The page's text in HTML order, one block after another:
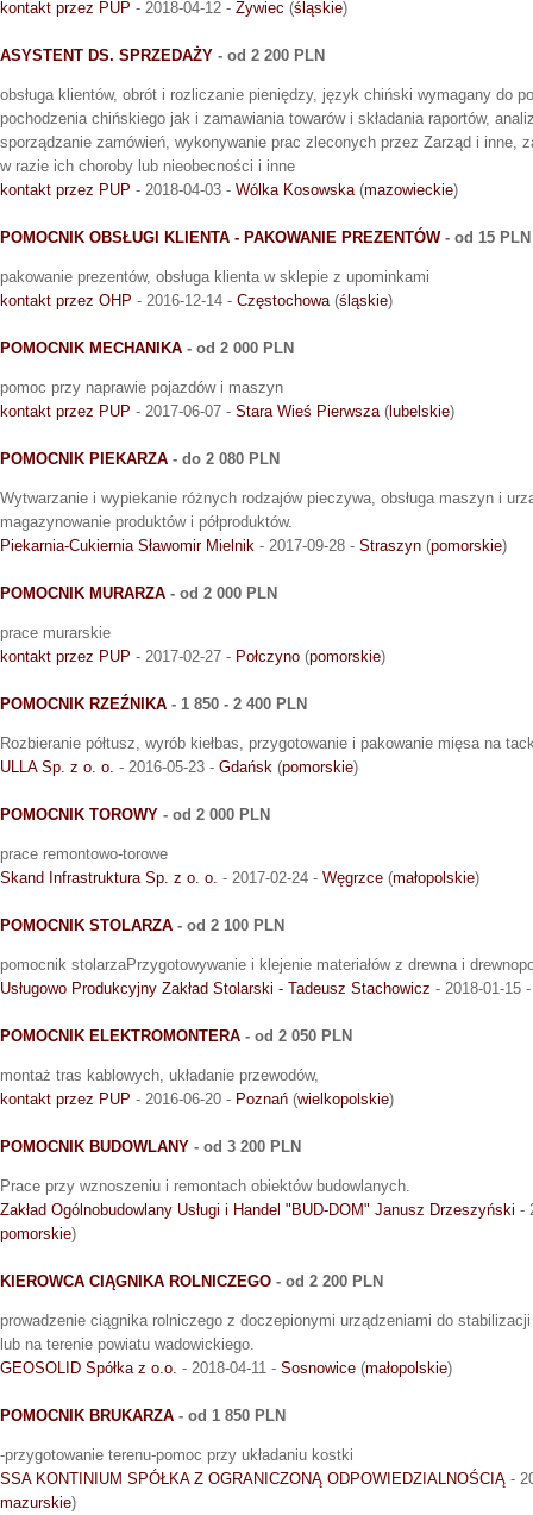
kontakt przez PUP - 2018-04-12 - Żywiec (śląskie)
ASYSTENT DS. SPRZEDAŻY - od 2 200 PLN
obsługa klientów, obrót i rozliczanie pieniędzy, język chiński wymagany do
pochodzenia chińskiego jak i zamawiania towarów i składania raportów,
sporządzanie zamówień, wykonywanie prac zleconych przez Zarząd i inne,
w razie ich choroby lub nieobecności i inne
kontakt przez PUP - 2018-04-03 - Wólka Kosowska(mazowieckie)
POMOCNIK OBSŁUGI KLIENTA - PAKOWANIE PREZENTÓW- od 15 PLN
pakowanie prezentów, obsługa klienta w sklepie z upominkami
kontakt przez OHP - 2016-12-14 - Częstochowa(śląskie)
POMOCNIK MECHANIKA - od 2 000 PLN
pomoc przy naprawie pojazdów i maszyn
kontakt przez PUP - 2017-06-07 - Stara Wieś Pierwsza( lubelskie)
POMOCNIK PIEKARZA - do 2 080 PLN
Wytwarzanie i wypiekanie różnych rodzajów pieczywa, obsługa maszyn i
magazynowanie produktów i półproduktów.
Piekarnia-Cukiernia Sławomir Mielnik - 2017-09-28 - Straszyn (pomorskie)
POMOCNIK MURARZA - od 2 000 PLN
prace murarskie
kontakt przez PUP - 2017-02-27 - Połczyno (pomorskie)
POMOCNIK RZEŹNIKA - 1 850 - 2 400 PLN
Rozbieranie półtusz, wyrób kiełbas, przygotowanie i pakowanie mięsa na
ULLA Sp. z o. o. - 2016-05-23 - Gdańsk (pomorskie)
POMOCNIK TOROWY - od 2 000 PLN
prace remontowo-torowe
Skand Infrastruktura Sp. z o. o. - 2017-02-24 - Węgrzce (małopolskie)
POMOCNIK STOLARZA - od 2 100 PLN
pomocnik stolarzaPrzygotowywanie i klejenie materiałów z drewna i
Usługowo Produkcyjny Zakład Stolarski - Tadeusz Stachowicz - 2018-01-15
POMOCNIK ELEKTROMONTERA - od 2 050 PLN
montaż tras kablowych, układanie przewodów,
kontakt przez PUP - 2016-06-20 - Poznań (wielkopolskie)
POMOCNIK BUDOWLANY - od 3 200 PLN
Prace przy wznoszeniu i remontach obiektów budowlanych.
Zakład Ogólnobudowlany Usługi i Handel "BUD-DOM" Janusz Drzeszyński -
pomorskie)
KIEROWCA CIĄGNIKA ROLNICZEGO - od 2 200 PLN
prowadzenie ciągnika rolniczego z doczepionymi urządzeniami do
lub na terenie powiatu wadowickiego.
GEOSOLID Spółka z o.o. - 2018-04-11 - Sosnowice (małopolskie)
POMOCNIK BRUKARZA - od 1 850 PLN
-przygotowanie terenu-pomoc przy układaniu kostki
SSA KONTINIUM SPÓŁKA Z OGRANICZONĄ ODPOWIEDZIALNOŚCIĄ -
mazurskie)